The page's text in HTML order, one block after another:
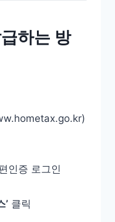
하는 방
인증 로그인
’ 클릭